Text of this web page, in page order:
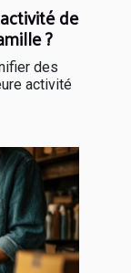
de
?
des
activité